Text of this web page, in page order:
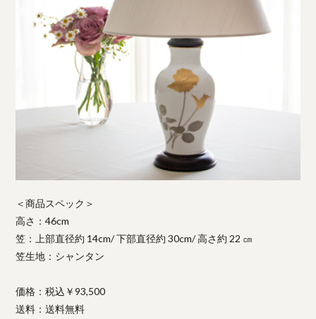
＜商品スペック＞
高さ：46cm
笠：上部直径約 14cm/ 下部直径約 30cm/ 高さ約 22 ㎝
笠生地：シャンタン
価格：税込￥93,500
送料：送料無料